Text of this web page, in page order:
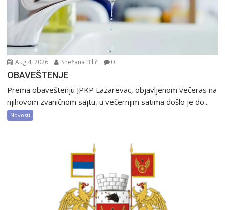
Aug 4, 2026 Snežana Bilić 0
OBAVEŠTENJE
Prema obaveštenju JPKP Lazarevac, objavljenom večeras na
njihovom zvaničnom sajtu, u večernjim satima došlo je do...
Novosti